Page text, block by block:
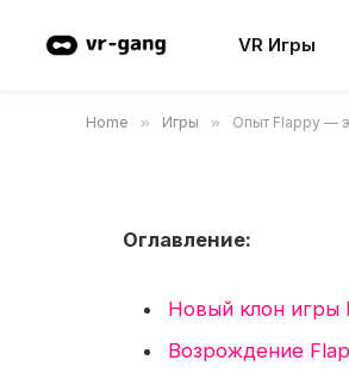
VR Игры
Home » Игры » Опыт Flappy —
Vision Pro
28.09.2024 Updated:
Оглавление:
Новый клон игры
Возрождение